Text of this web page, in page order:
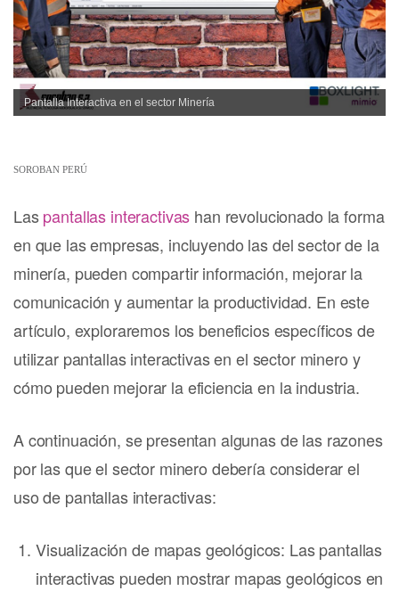
Pantalla Interactiva en el sector Minería
SOROBAN PERÚ
Laspantallas interactivas han revolucionado la forma
en que las empresas, incluyendo las del sector de la
minería, pueden compartir información, mejorar la
comunicación y aumentar la productividad. En este
artículo, exploraremos los beneficios específicos de
utilizar pantallas interactivas en el sector minero y
cómo pueden mejorar la eficiencia en la industria.
A continuación, se presentan algunas de las razones
por las que el sector minero debería considerar el
uso de pantallas interactivas:
Visualización de mapas geológicos: Las pantallas
interactivas pueden mostrar mapas geológicos en